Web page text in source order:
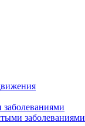
заболеваниями
заболеваниями